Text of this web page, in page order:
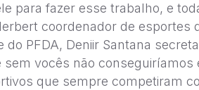
para fazer esse trabalho, e
coordenador de esportes
PFDA, Deniir Santana
vocês não conseguiríamos
que sempre competiram